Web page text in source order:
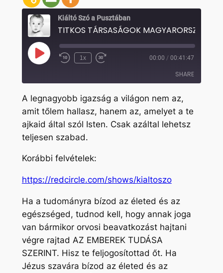
Kiáltó Szó a Pusztában
Play
Episode Rewind
1x
Fast
seconds
00:00 / 00:41:47
SHARE
SHARE
LINK
EMBED
A legnagyobb igazság a világon nem az,
amit tőlem hallasz, hanem az, amelyet a te
ajkaid által szól Isten. Csak azáltal lehetsz
teljesen szabad.
Korábbi felvételek:
https://redcircle.com/shows/kialtoszo
Ha a tudományra bízod az életed és az
egészséged, tudnod kell, hogy annak joga
van bármikor orvosi beavatkozást hajtani
végre rajtad AZ EMBEREK TUDÁSA
SZERINT. Hisz te feljogosítottad őt. Ha
Jézus szavára bízod az életed és az